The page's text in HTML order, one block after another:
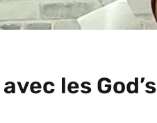
les God’s